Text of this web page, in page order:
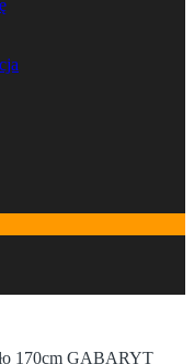
170cm GABARYT